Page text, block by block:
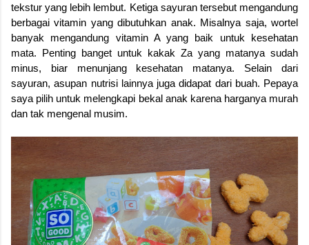
tekstur yang lebih lembut. Ketiga sayuran tersebut mengandung
berbagai vitamin yang dibutuhkan anak. Misalnya saja, wortel
banyak mengandung vitamin A yang baik untuk kesehatan
mata. Penting banget untuk kakak Za yang matanya sudah
minus, biar menunjang kesehatan matanya. Selain dari
sayuran, asupan nutrisi lainnya juga didapat dari buah. Pepaya
saya pilih untuk melengkapi bekal anak karena harganya murah
dan tak mengenal musim.